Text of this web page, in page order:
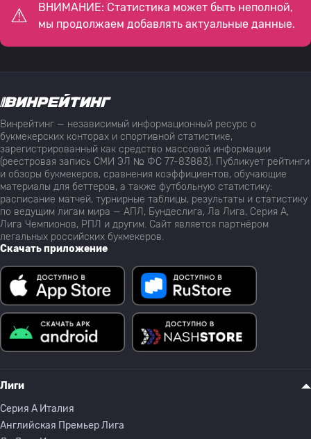
ВНИМАНИЕ: Статистика может быть неполной,
мы продолжаем добавлять актуальные данные.
Винрейтинг — независимый информационный ресурс о
букмекерских конторах и спортивной статистике,
зарегистрированный как средство массовой информации
(реестровая запись СМИ ЭЛ № ФС 77-83883). Публикует рейтинги
и обзоры букмекеров, сравнения коэффициентов, обучающие
материалы для беттеров, а также футбольную статистику:
расписание матчей, турнирные таблицы, результаты и статистику
по ведущим лигам мира — АПЛ, Бундеслига, Ла Лига, Серия А,
Лига Чемпионов, РПЛ и другим. Сайт является партнёром
легальных российских букмекеров.
Скачать приложение
Лиги
Серия A Италия
Английская Премьер Лига